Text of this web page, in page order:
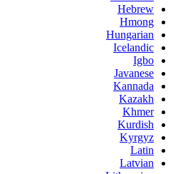
Hebrew
Hmong
Hungarian
Icelandic
Igbo
Javanese
Kannada
Kazakh
Khmer
Kurdish
Kyrgyz
Latin
Latvian